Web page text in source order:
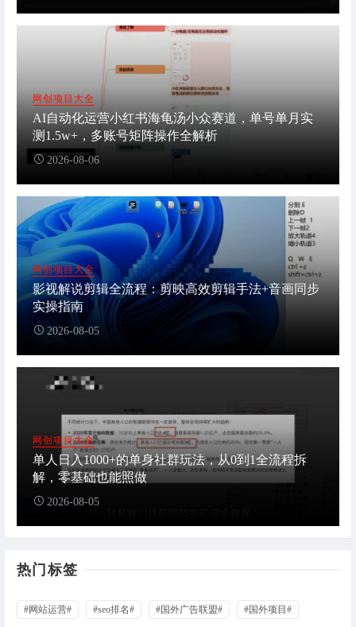
网创项目大全
AI自动化运营小红书海龟汤小众赛道，单号单月实
测1.5w+，多账号矩阵操作全解析
2026-08-06
网创项目大全
影视解说剪辑全流程：剪映高效剪辑手法+音画同步
实操指南
2026-08-05
网创项目大全
单人日入1000+的单身社群玩法，从0到1全流程拆
解，零基础也能照做
2026-08-05
热门标签
#网站运营# #seo排名# #国外广告联盟# #国外项目#